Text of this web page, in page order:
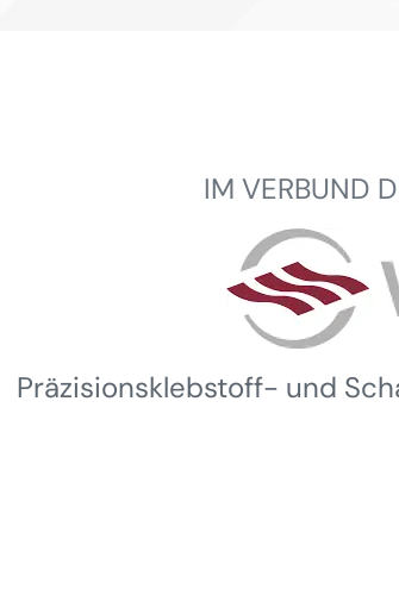
IM VERBUND
Präzisionsklebstoff- und